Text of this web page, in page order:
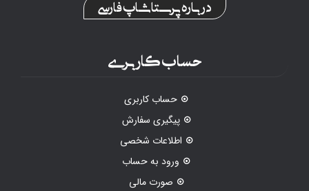
درباره پرستاشاپ فارسی
حساب کاربری
حساب کاربری
پیگیری سفارش
اطلاعات شخصی
ورود به حساب
صورت مالی